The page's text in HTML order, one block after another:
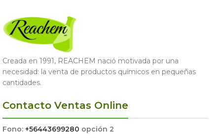
Creada en 1991, REACHEM nació motivada por una
necesidad: la venta de productos químicos en pequeñas
cantidades.
Contacto Ventas Online
Fono: +56443699280 opción 2